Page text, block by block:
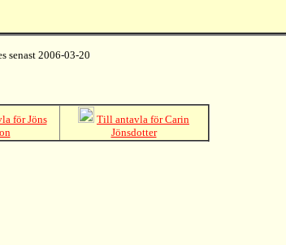
senast 2006-03-20
för Jöns
Till antavla för Carin
Jönsdotter